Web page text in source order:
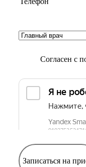
Согласен с
Записаться на